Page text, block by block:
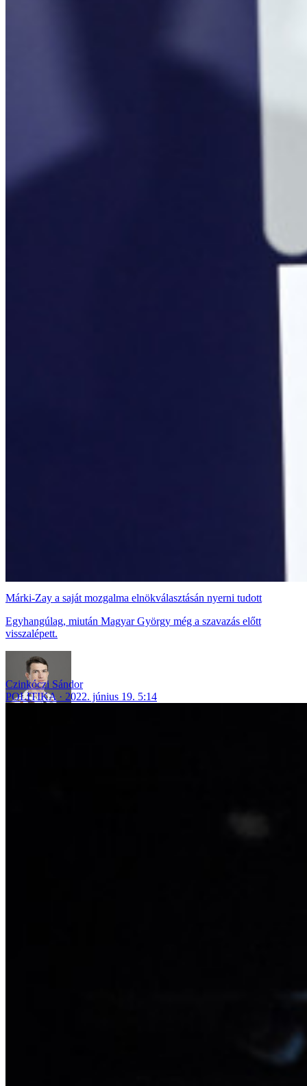
Márki-Zay a saját mozgalma elnökválasztásán nyerni tudott
Egyhangúlag, miután Magyar György még a szavazás előtt
visszalépett.
Czinkóczi Sándor
POLITIKA
2022. június 19. 5:14